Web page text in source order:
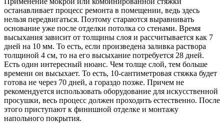
останавливает процесс ремонта в помещении, ведь здесь
нельзя передвигаться. Поэтому стараются выравнивать
основание уже после отделки потолка со стенами. Время
высыхания зависит от толщины слоя и рассчитывается как 7
дней на 10 мм. То есть, если произведена заливка раствора
толщиной 4 см, то на его высыхание потребуется 28 дней.
Есть один интересный нюанс. Чем толще слой, тем больше
времени он высыхает. То есть, 10-сантиметровая стяжка будет
готова не через 70 дней, а гораздо позже. Причем не
рекомендуется использовать оборудование для искусственной
просушки, весь процесс должен проходить естественно. После
этого приступают к финишной отделке и монтажу
напольного покрытия.